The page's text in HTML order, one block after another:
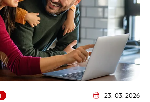
Dátum vydania
23. 03. 2026